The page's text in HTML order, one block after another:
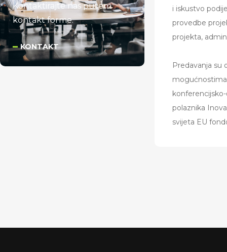
Kontaktirajte nas putem
kontakt forme.
KONTAKT
i iskustvo
provedbe
projekta,
Predavanja
polaznika
svijeta EU